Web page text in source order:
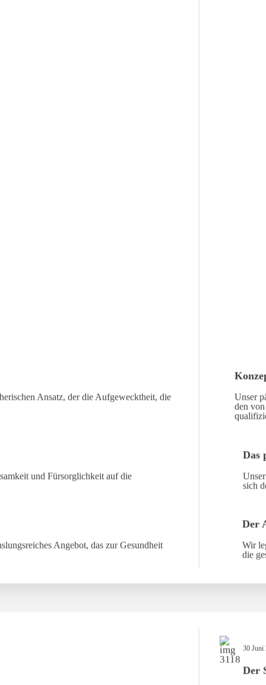
Ansatz, der die Aufgewecktheit, die
Unser
den
und Fürsorglichkeit auf die
Das
sich
Angebot, das zur Gesundheit
Der
Wir
die
30 Juni
Der